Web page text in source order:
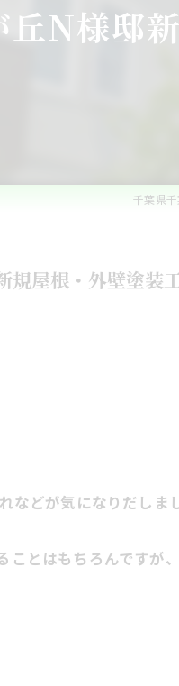
N様邸
千葉県
屋根・外壁塗装
などが気になりだし
ことはもちろんです